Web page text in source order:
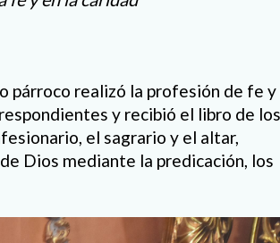
párroco realizó la profesión de fe y
y recibió el libro de los
el sagrario y el altar,
Dios mediante la predicación, los